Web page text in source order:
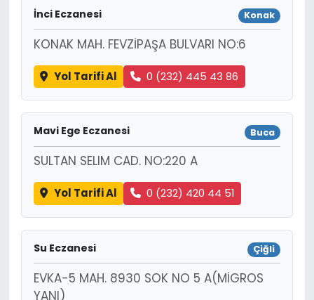
İnci Eczanesi Konak
KONAK MAH. FEVZİPAŞA BULVARI NO:6
Yol Tarifi Al 0 (232) 445 43 86
Mavi Ege Eczanesi Buca
SULTAN SELIM CAD. NO:220 A
Yol Tarifi Al 0 (232) 420 44 51
Su Eczanesi Çiğli
EVKA-5 MAH. 8930 SOK NO 5 A(MİGROS
YANI)